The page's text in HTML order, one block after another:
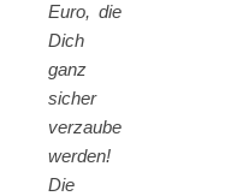
Euro, die
Dich
ganz
sicher
verzaubern
werden!
Die